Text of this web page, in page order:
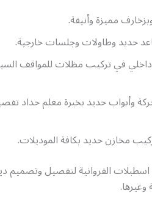
مميزة وأنيقة.
حديد وطاولات وجلسات خارجية.
في تركيب مظلات للمواقف
وأبواب حديد بخبرة معلم حداد
مخازن حديد بكافة الموديلات.
الفروانية لتفصيل وتصميم